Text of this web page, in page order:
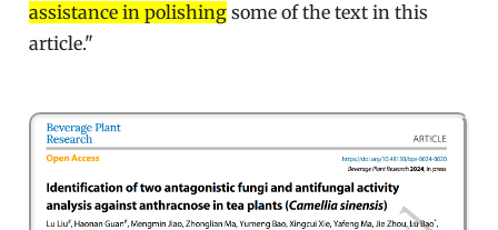
assistance in polishing some of the text in this
article."